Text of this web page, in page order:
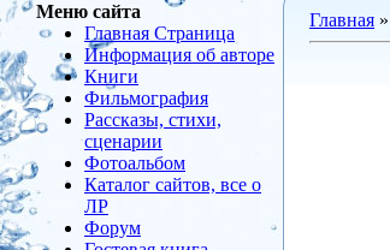
Меню сайта
Главная Страница
Информация об авторе
Книги
Фильмография
Рассказы, стихи,
сценарии
Фотоальбом
Каталог сайтов, все о
ЛР
Форум
Главная »